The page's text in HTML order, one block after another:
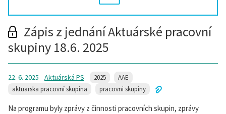
Zápis z jednání Aktuárské pracovní
skupiny 18.6. 2025
22. 6. 2025 Aktuárská PS 2025
AAE
aktuarska pracovní skupina
pracovni skupiny
Na programu byly zprávy z činnosti pracovních skupin, zprávy